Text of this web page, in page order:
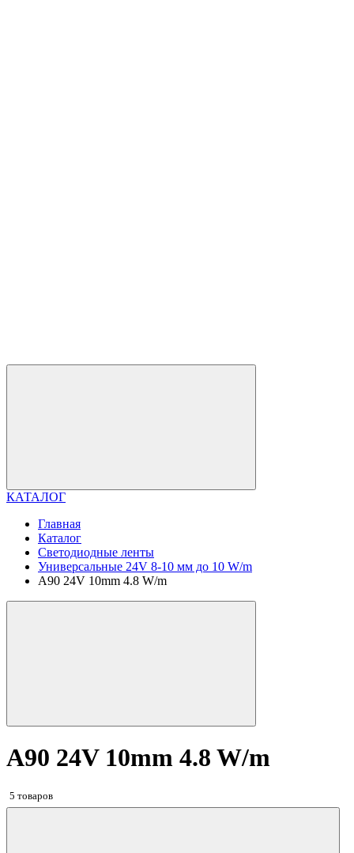
КАТАЛОГ
Главная
Каталог
Светодиодные ленты
Универсальные 24V 8-10 мм до 10 W/m
A90 24V 10mm 4.8 W/m
A90 24V 10mm 4.8 W/m
5 товаров